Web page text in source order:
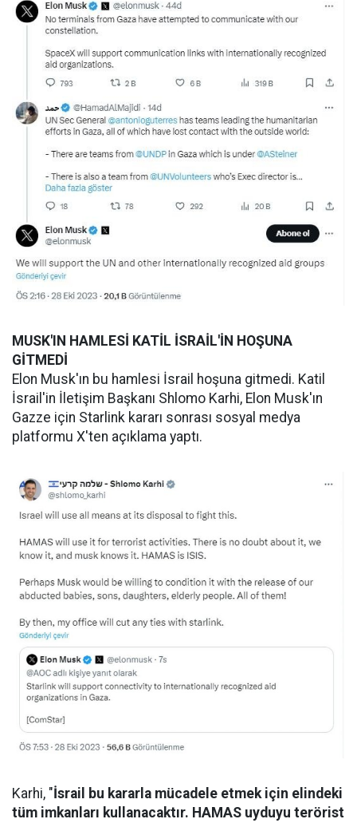
MUSK'IN HAMLESİ KATİL İSRAİL'İN HOŞUNA
GİTMEDİ
Elon Musk'ın bu hamlesi İsrail hoşuna gitmedi. Katil
İsrail'in İletişim Başkanı Shlomo Karhi, Elon Musk'ın
Gazze için Starlink kararı sonrası sosyal medya
platformu X'ten açıklama yaptı.
Karhi, "İsrail bu kararla mücadele etmek için elindeki
tüm imkanları kullanacaktır. HAMAS uyduyu terörist